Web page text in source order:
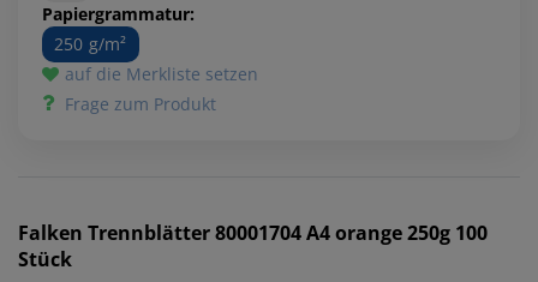
Papiergrammatur:
250 g/m²
auf die Merkliste setzen
Frage zum Produkt
Falken Trennblätter 80001704 A4 orange 250g 100
Stück